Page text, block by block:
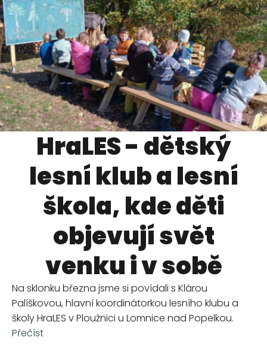
HraLES - dětský
lesní klub a lesní
škola, kde děti
objevují svět
venku i v sobě
Na sklonku března jsme si povídali s Klárou
Palíškovou, hlavní koordinátorkou lesního klubu a
školy HraLES v Ploužnici u Lomnice nad Popelkou.
Přečíst